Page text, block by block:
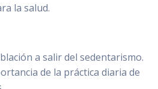
la salud.
a salir del sedentarismo.
de la práctica diaria de